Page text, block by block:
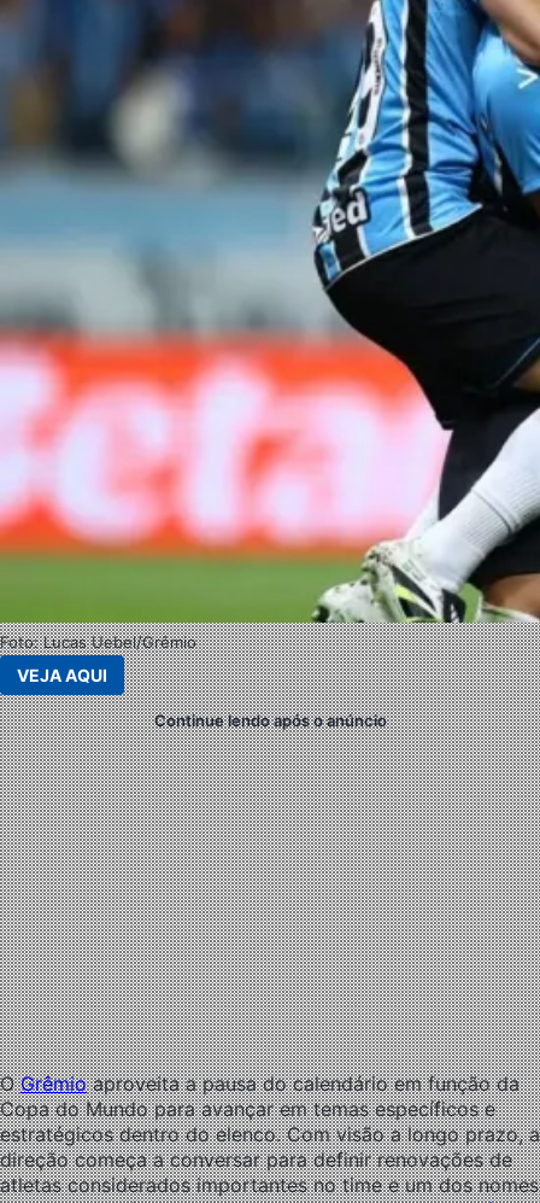
Foto: Lucas Uebel/Grêmio
VEJA AQUI
Continue lendo após o anúncio
OGrêmioaproveita a pausa do calendário em função da
Copa do Mundo para avançar em temas específicos e
estratégicos dentro do elenco. Com visão a longo prazo, a
direção começa a conversar para definir renovações de
atletas considerados importantes no time e um dos nomes